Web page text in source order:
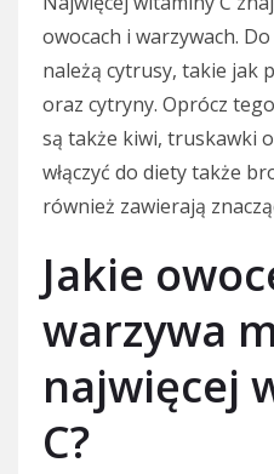
owocach i warzywach.
należą cytrusy, takie jak
oraz cytryny. Oprócz
są także kiwi, truskawki
włączyć do diety także
również zawierają
Jakie
warzywa
najwięcej
C?